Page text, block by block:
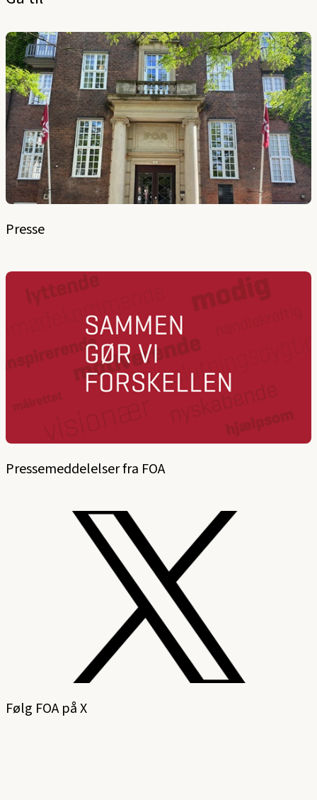
Presse
Pressemeddelelser fra FOA
Følg FOA på X